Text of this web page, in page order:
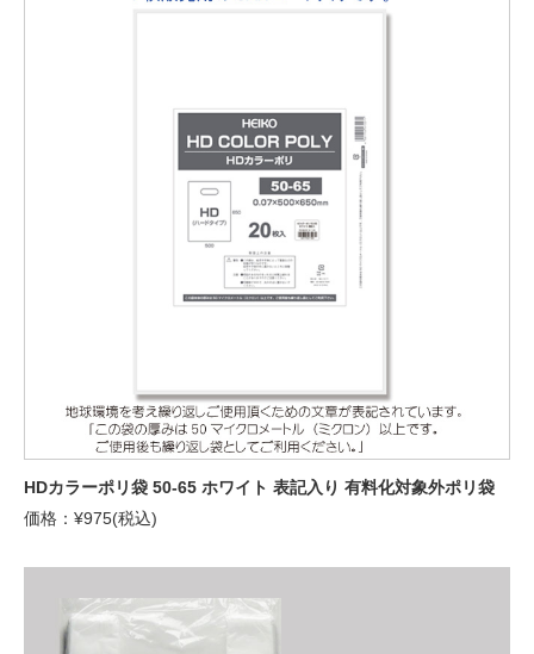
HDカラーポリ袋 50-65 ホワイト 表記入り 有料化対象外ポリ袋
価格：¥975(税込)